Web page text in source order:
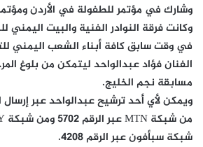
وشارك في مؤتمر للطفولة في الأردن
وكانت فرقة النوادر الفنية والبيت
في وقت سابق كافة أبناء الشعب اليمني
الفنان فؤاد عبدالواحد ليتمكن من بلوغ
مسابقة نجم الخليج.
شبكة سبأفون عبر الرقم 4208.